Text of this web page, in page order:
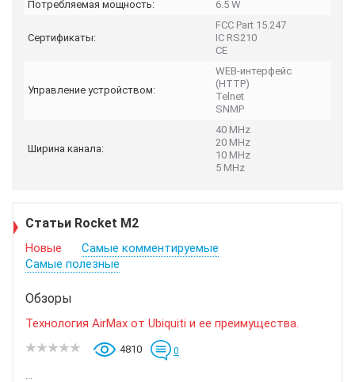
Потребляемая мощность: 6.5 W
Сертификаты:
FCC Part 15.247
IC RS210
CE
Управление устройством:
WEB-интерфейс
(HTTP)
Telnet
SNMP
Ширина канала:
40 MHz
20 MHz
10 MHz
5 MHz
Статьи Rocket M2
Новые
Самые комментируемые
Самые полезные
Обзоры
Технология AirMax от Ubiquiti и ее преимущества.
4810 0
...